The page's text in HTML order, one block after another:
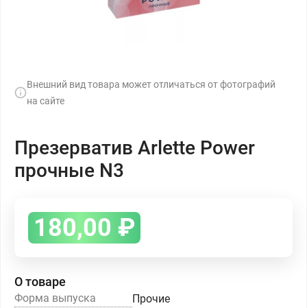
Внешний вид товара может отличаться от фотографий
на сайте
Презерватив Arlette Power
прочные N3
180,00 ₽
О товаре
Форма выпуска
Прочие